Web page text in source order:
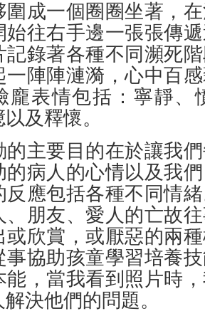
圍成一個圈圈坐著，
始往右手邊一張張傳
記錄著各種不同瀕死
一陣陣漣漪，心中百
龐表情包括：寧靜、
及釋懷。
的主要目的在於讓我
的病人的心情以及我
反應包括各種不同情
、朋友、愛人的亡故
或欣賞，或厭惡的兩
事協助孩童學習培養
能，當我看到照片時
決他們的問題。